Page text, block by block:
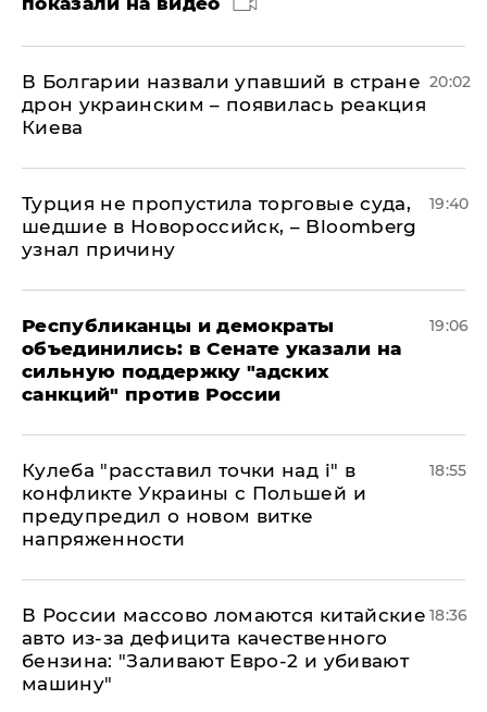
В Болгарии назвали упавший в стране
дрон украинским – появилась реакция
Киева
20:02
Турция не пропустила торговые суда,
шедшие в Новороссийск, – Bloomberg
узнал причину
19:40
Республиканцы и демократы
объединились: в Сенате указали на
сильную поддержку "адских
санкций" против России
19:06
Кулеба "расставил точки над і" в
конфликте Украины с Польшей и
предупредил о новом витке
напряженности
18:55
В России массово ломаются китайские
авто из-за дефицита качественного
бензина: "Заливают Евро-2 и убивают
машину"
18:36